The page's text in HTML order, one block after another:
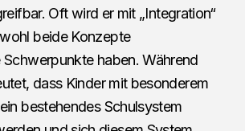
Oft wird er mit „Integration“
beide Konzepte
haben. Während
dass Kinder mit besonderem
bestehendes Schulsystem